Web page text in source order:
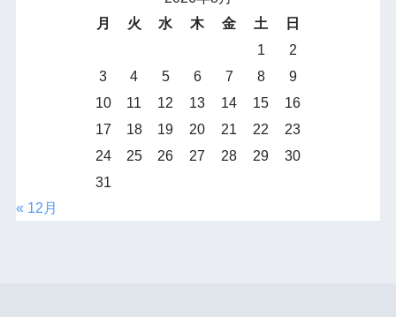
月
火 水 木 金 土
日
1
2
3
4 5 6 7 8
9
10
11 12 13 14 15
16
17
18 19 20 21 22
23
24
25 26 27 28 29
30
31
« 12月